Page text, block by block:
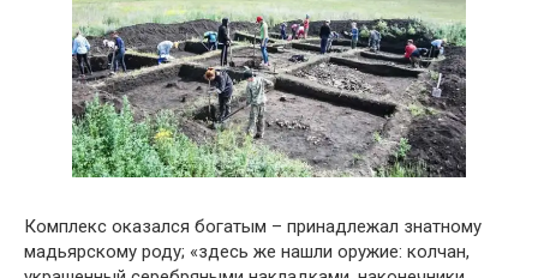
Комплекс оказался богатым – принадлежал знатному
мадьярскому роду; «здесь же нашли оружие: колчан,